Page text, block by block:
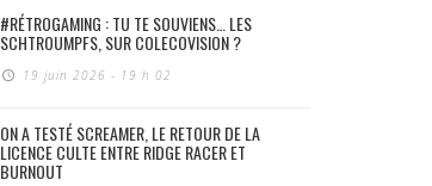
#RÉTROGAMING : TU TE SOUVIENS… LES
SCHTROUMPFS, SUR COLECOVISION ?
19 juin 2026 - 19 h 02
ON A TESTÉ SCREAMER, LE RETOUR DE LA
LICENCE CULTE ENTRE RIDGE RACER ET
BURNOUT